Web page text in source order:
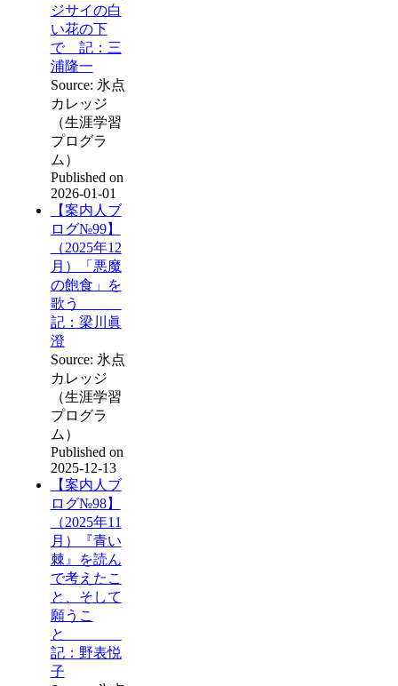
ジサイの白
い花の下
で 記：三
浦隆一
Source: 氷点
カレッジ
（生涯学習
プログラ
ム）
Published on
2026-01-01
【案内人ブ
ログ№99】
（2025年12
月）「悪魔
の飽食」を
歌う
記：梁川眞
澄
Source: 氷点
カレッジ
（生涯学習
プログラ
ム）
Published on
2025-12-13
【案内人ブ
ログ№98】
（2025年11
月）『青い
棘』を読ん
で考えたこ
と、そして
願うこ
と
記：野表悦
子